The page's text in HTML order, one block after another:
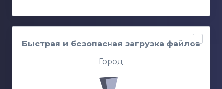
Быстрая и безопасная загрузка файлов
Город